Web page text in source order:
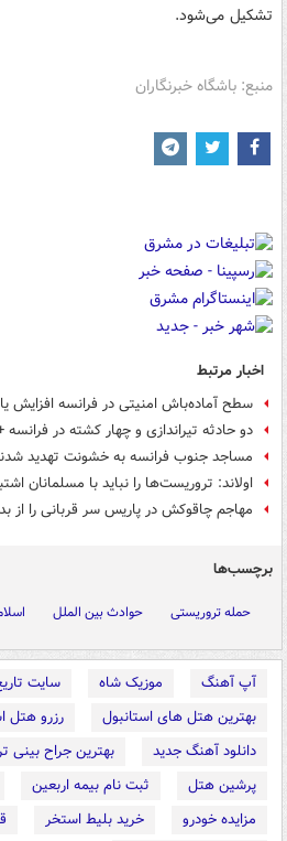
تشکیل می‌شود.
منبع: باشگاه خبرنگاران
اخبار مرتبط
سطح آماده‌باش امنیتی در فرانسه افزایش
دو حادثه تیراندازی و چهار کشته در
مساجد جنوب فرانسه به خشونت تهدید
اولاند: تروریست‌ها را نباید با مسلمانان
مهاجم چاقوکش در پاریس سر قربانی را از
برچسب‌ها
حمله تروریستی حوادث بین الملل
آپ آهنگ موزیک شاه
سایت
بهترین هتل های استانبول
رزرو هتل
دانلود آهنگ جدید
بهترین جراح بینی
پرشین هتل
ثبت نام بیمه اربعین
مزایده خودرو
خرید بلیط استخر